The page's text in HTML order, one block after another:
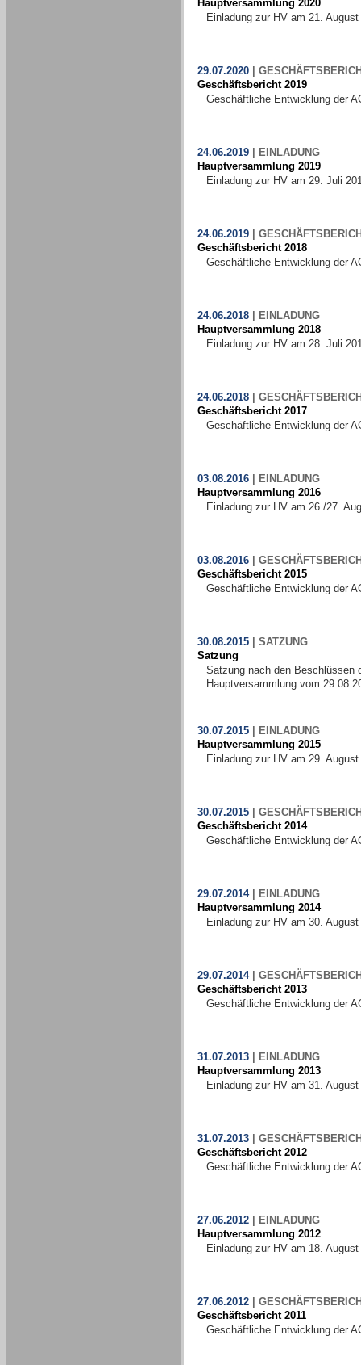
Hauptversammlung 2020
Einladung zur HV am 21. August
29.07.2020|
Geschäftsbericht 2019
Geschäftliche Entwicklung der
24.06.2019|
EINLADUNG
Hauptversammlung 2019
Einladung zur HV am 29. Juli
24.06.2019|
Geschäftsbericht 2018
Geschäftliche Entwicklung der
24.06.2018|
EINLADUNG
Hauptversammlung 2018
Einladung zur HV am 28. Juli
24.06.2018|
Geschäftsbericht 2017
Geschäftliche Entwicklung der
03.08.2016|
EINLADUNG
Hauptversammlung 2016
Einladung zur HV am 26./27.
03.08.2016|
Geschäftsbericht 2015
Geschäftliche Entwicklung der
30.08.2015| SATZUNG
Satzung
Satzung nach den Beschlüssen
Hauptversammlung vom
30.07.2015|
EINLADUNG
Hauptversammlung 2015
Einladung zur HV am 29. August
30.07.2015|
Geschäftsbericht 2014
Geschäftliche Entwicklung der
29.07.2014|
EINLADUNG
Hauptversammlung 2014
Einladung zur HV am 30. August
29.07.2014|
Geschäftsbericht 2013
Geschäftliche Entwicklung der
31.07.2013|
EINLADUNG
Hauptversammlung 2013
Einladung zur HV am 31. August
31.07.2013|
Geschäftsbericht 2012
Geschäftliche Entwicklung der
27.06.2012|
EINLADUNG
Hauptversammlung 2012
Einladung zur HV am 18. August
27.06.2012|
Geschäftsbericht 2011
Geschäftliche Entwicklung der